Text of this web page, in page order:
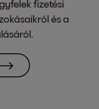
fizetési
és a